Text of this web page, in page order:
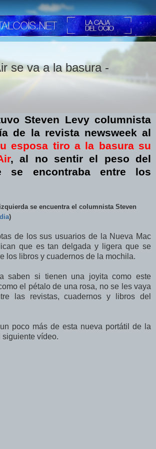
se va a la basura -
Steven Levy columnista
de la revista newsweek al
esposa tiro a la basura su
, al no sentir el peso del
se encontraba entre los
se encuentra el columnista Steven
)
de los sus usuarios de la Nueva Mac
que es tan delgada y ligera que se
los libros y cuadernos de la mochila.
saben si tienen una joyita como este
el pétalo de una rosa, no se les vaya
las revistas, cuadernos y libros del
poco más de esta nueva portátil de la
siguiente vídeo.